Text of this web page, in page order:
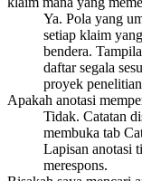
Ya. Pola yang
setiap klaim
bendera.
daftar segala
proyek
Apakah anotasi
Tidak. Catatan
membuka tab
Lapisan anotasi
merespons.